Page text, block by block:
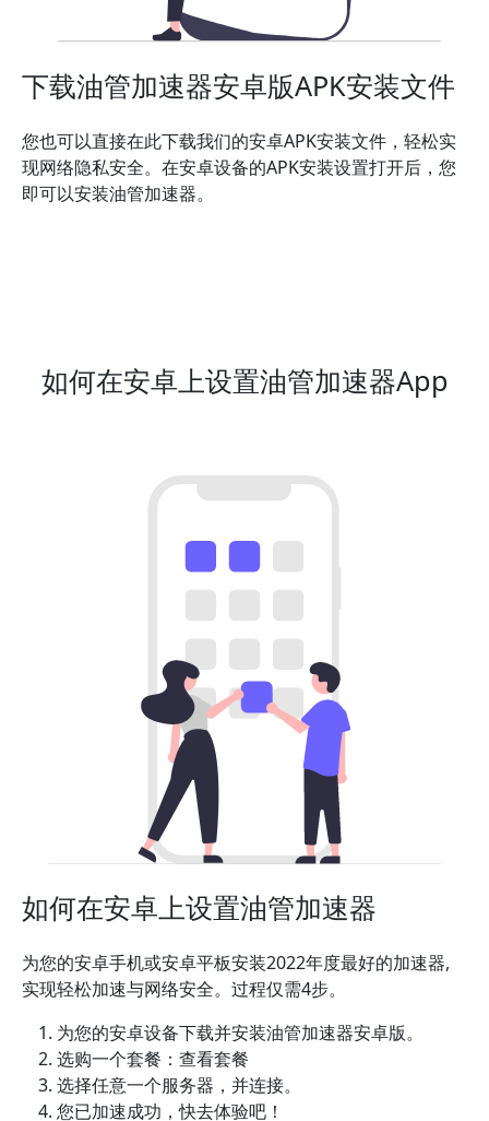
下载油管加速器安卓版APK安装文件
您也可以直接在此下载我们的安卓APK安装文件，轻松实
现网络隐私安全。在安卓设备的APK安装设置打开后，您
即可以安装油管加速器。
如何在安卓上设置油管加速器App
如何在安卓上设置油管加速器
为您的安卓手机或安卓平板安装2022年度最好的加速器,
实现轻松加速与网络安全。过程仅需4步。
为您的安卓设备下载并安装油管加速器安卓版。
选购一个套餐：查看套餐
选择任意一个服务器，并连接。
您已加速成功，快去体验吧！